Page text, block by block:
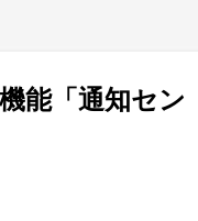
能「通知セン